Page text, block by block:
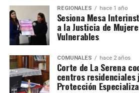
REGIONALES hace 1 año
Sesiona Mesa
a la Justicia de
Vulnerables
COMUNALES hace 2 años
Corte de La Serena
centros residenciales
Protección